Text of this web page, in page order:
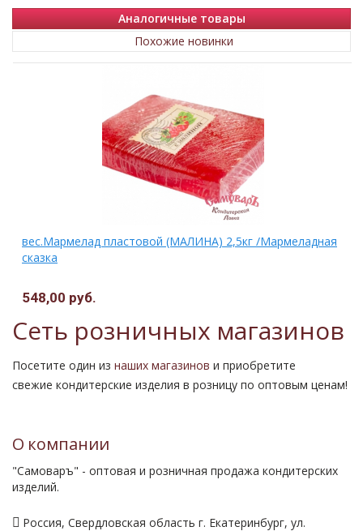
Аналогичные товары
Похожие новинки
вес.Мармелад пластовой (МАЛИНА) 2,5кг /Мармеладная
сказка
548,00 руб.
Сеть розничных магазинов
Посетите один из наших магазинов и приобретите
свежие кондитерские изделия в розницу по оптовым ценам!
О компании
"Самоваръ" - оптовая и розничная продажа кондитерских
изделий.
Россия, Свердловская область г. Екатеринбург, ул.